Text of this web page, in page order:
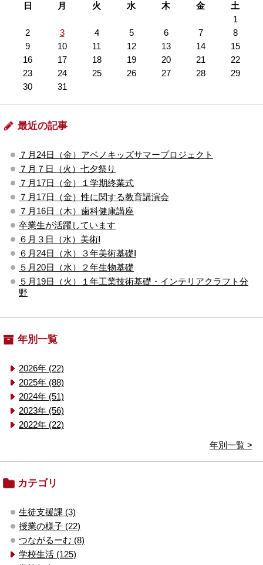
日
月 火 水 木 金
土
1
2
3 4 5 6 7
8
9
10 11 12 13 14
15
16
17 18 19 20 21
22
23
24 25 26 27 28
29
30
31
最近の記事
７月24日（金）アベノキッズサマープロジェクト
７月７日（火）七夕祭り
７月17日（金）１学期終業式
７月17日（金）性に関する教育講演会
７月16日（木）歯科健康講座
卒業生が活躍しています
６月３日（水）美術Ⅰ
６月24日（水）３年美術基礎Ⅰ
５月20日（水）２年生物基礎
５月19日（火）１年工業技術基礎・インテリアクラフト分
野
年別一覧
2026年 (22)
2025年 (88)
2024年 (51)
2023年 (56)
2022年 (22)
年別一覧 >
カテゴリ
生徒支援課 (3)
授業の様子 (22)
つながるーむ (8)
学校生活 (125)